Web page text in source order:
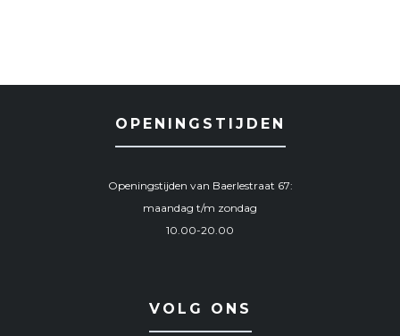
OPENINGSTIJDEN
Openingstijden van Baerlestraat 67:
maandag t/m zondag
10.00-20.00
VOLG ONS